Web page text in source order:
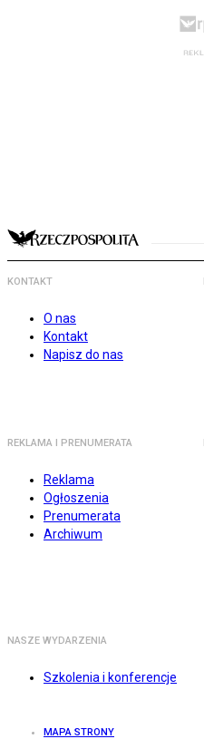
KONTAKT
O nas
Kontakt
Napisz do nas
REKLAMA I PRENUMERATA
Reklama
Ogłoszenia
Prenumerata
Archiwum
NASZE WYDARZENIA
Szkolenia i konferencje
MAPA STRONY